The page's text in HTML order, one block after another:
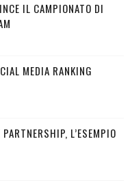
IL CAMPIONATO DI
MEDIA RANKING
L’ESEMPIO